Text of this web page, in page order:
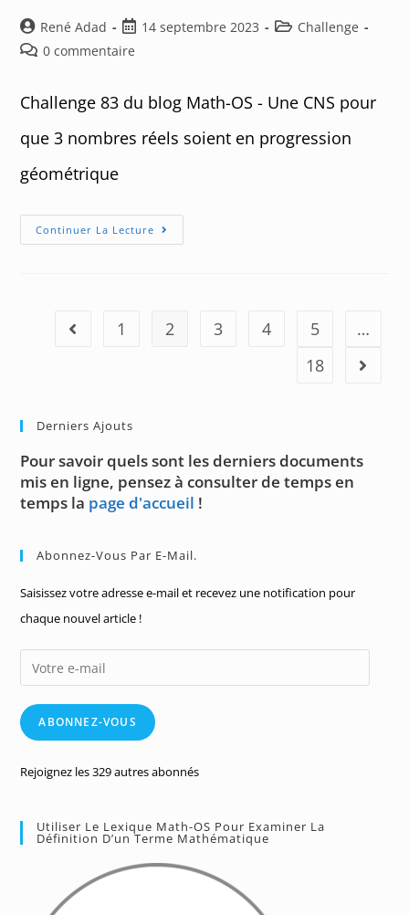
Auteur/autrice
de
René Adad
Post
published:
14 septembre 2023
PostChallenge
Post0 commentaire
Challenge 83 du blog Math-OS - Une CNS pour
que 3 nombres réels soient en progression
géométrique
Continuer La Lecture Challenge
83
Go to the previous page
1 2 3 4 5
…
18
Aller à
Derniers Ajouts
Pour savoir quels sont les derniers documents
mis en ligne, pensez à consulter de temps en
temps la page d'accueil !
Abonnez-Vous Par E-Mail.
Saisissez votre adresse e-mail et recevez une notification pour
chaque nouvel article !
Votre
e-
mailABONNEZ-VOUS
Rejoignez les 329 autres abonnés
Utiliser Le Lexique Math-OS Pour Examiner La
Définition D’un Terme Mathématique